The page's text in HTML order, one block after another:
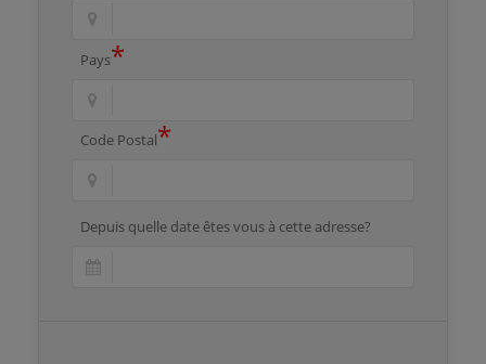
Pays*
Code Postal*
Depuis quelle date êtes vous à cette adresse?